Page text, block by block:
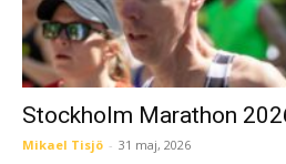
Stockholm Marathon
Mikael Tisjö - 31 maj, 2026